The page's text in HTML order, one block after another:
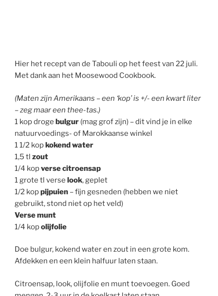
Hier het recept van de Tabouli op het feest van 22 juli.
Met dank aan het Moosewood Cookbook.
(Maten zijn Amerikaans – een ‘kop’ is +/- een kwart liter
– zeg maar een thee-tas.)
1 kop droge bulgur (mag grof zijn) – dit vind je in elke
natuurvoedings- of Marokkaanse winkel
1 1/2 kopkokend water
1,5 tl zout
1/4 kopverse citroensap
1 grote tl verse look, geplet
1/2 koppijpuien – fijn gesneden (hebben we niet
gebruikt, stond niet op het veld)
Verse munt
1/4 kopolijfolie
Doe bulgur, kokend water en zout in een grote kom.
Afdekken en een klein halfuur laten staan.
Citroensap, look, olijfolie en munt toevoegen. Goed